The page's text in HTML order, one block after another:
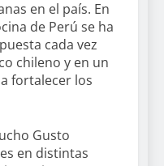
en el país. En
de Perú se ha
cada vez
chileno y en un
fortalecer los
Gusto
en distintas